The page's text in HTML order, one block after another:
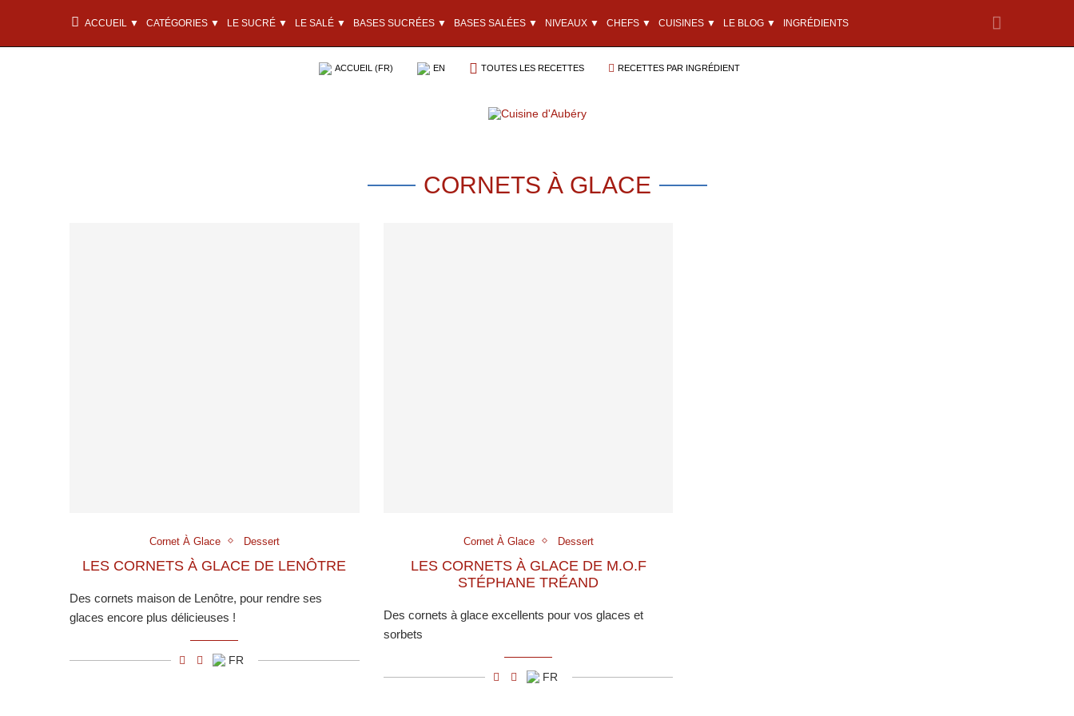
ACCUEIL ▼ CATÉGORIES ▼ LE SUCRÉ ▼ LE SALÉ ▼ BASES SUCRÉES ▼ BASES SALÉES ▼ NIVEAUX ▼ CHEFS ▼ CUISINES ▼ LE BLOG ▼ INGRÉDIENTS
ACCUEIL (FR) EN TOUTES LES RECETTES RECETTES PAR INGRÉDIENT
CORNETS À GLACE
Cornet À Glace Dessert
LES CORNETS À GLACE DE LENÔTRE
Des cornets maison de Lenôtre, pour rendre ses
glaces encore plus délicieuses !
FR
Cornet À Glace Dessert
LES CORNETS À GLACE DE M.O.F
STÉPHANE TRÉAND
Des cornets à glace excellents pour vos glaces et
sorbets
FR